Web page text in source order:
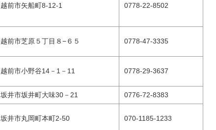
越前市矢船町8-12-1 0778-22-8502
越前市芝原５丁目８−６５ 0778-47-3335
越前市小野谷14－1－11 0778-29-3637
坂井市坂井町大味30－21 0776-72-8383
坂井市丸岡町本町2-50 070-1185-1233